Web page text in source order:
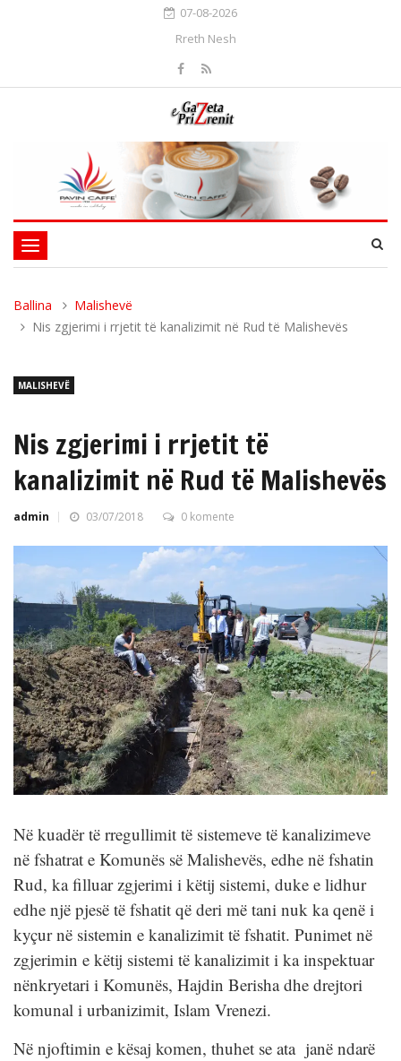
07-08-2026
Rreth Nesh
Toggle
navigation
Ballina
Malishevë
Nis zgjerimi i rrjetit të kanalizimit në Rud të Malishevës
MALISHEVË
Nis zgjerimi i rrjetit të
kanalizimit në Rud të Malishevës
admin 03/07/2018 0 komente
Në kuadër të rregullimit të sistemeve të kanalizimeve
në fshatrat e Komunës së Malishevës, edhe në fshatin
Rud, ka filluar zgjerimi i këtij sistemi, duke e lidhur
edhe një pjesë të fshatit që deri më tani nuk ka qenë i
kyçur në sistemin e kanalizimit të fshatit. Punimet në
zgjerimin e këtij sistemi të kanalizimit i ka inspektuar
nënkryetari i Komunës, Hajdin Berisha dhe drejtori
komunal i urbanizimit, Islam Vrenezi.
Në njoftimin e kësaj komen, thuhet se ata janë ndarë